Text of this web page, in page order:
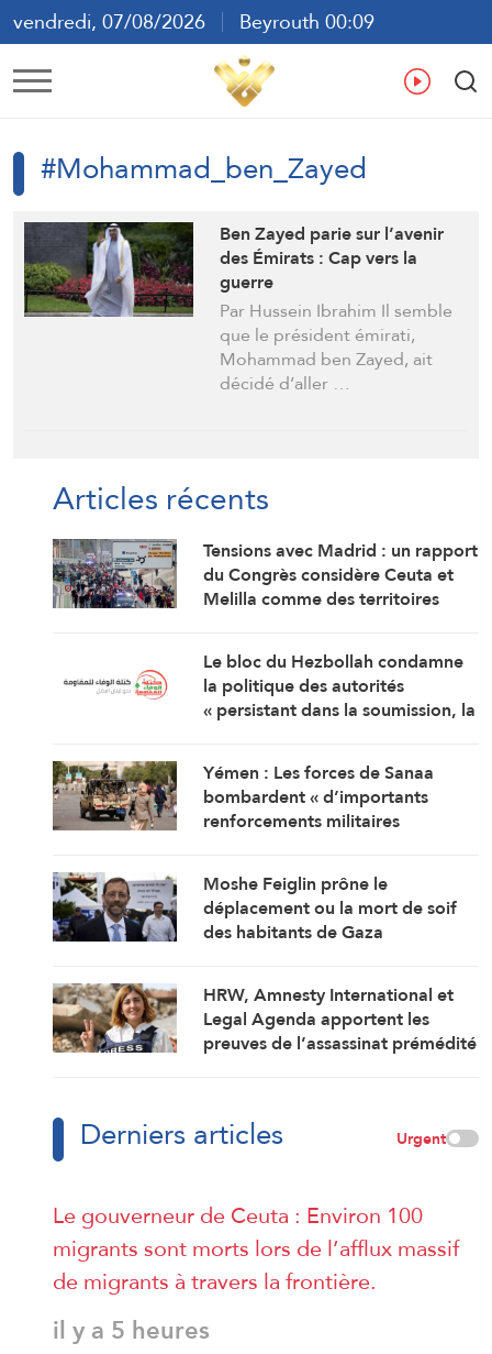
vendredi, 07/08/2026
Beyrouth 00:09
ع
#Mohammad_ben_Zayed
Ben Zayed parie sur l’avenir
des Émirats : Cap vers la
guerre
Par Hussein Ibrahim Il semble
que le président émirati,
Mohammad ben Zayed, ait
décidé d’aller …
Articles récents
Tensions avec Madrid : un rapport
du Congrès considère Ceuta et
Melilla comme des territoires
Le bloc du Hezbollah condamne
la politique des autorités
« persistant dans la soumission, la
humiliantes »
Yémen : Les forces de Sanaa
bombardent « d’importants
renforcements militaires
attaque contre des régions
libérées
Moshe Feiglin prône le
déplacement ou la mort de soif
des habitants de Gaza
HRW, Amnesty International et
Legal Agenda apportent les
preuves de l’assassinat prémédité
Derniers articles Urgent
Le gouverneur de Ceuta : Environ 100
migrants sont morts lors de l’afflux massif
de migrants à travers la frontière.
il y a 5 heures